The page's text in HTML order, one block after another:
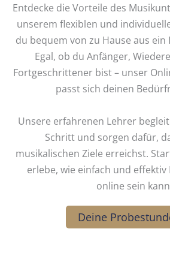
Entdecke die Vorteile des
unserem flexiblen und
du bequem von zu Hause aus
Egal, ob du Anfänger,
Fortgeschrittener bist – unser
passt sich deinen
Unsere erfahrenen Lehrer
Schritt und sorgen dafür,
musikalischen Ziele erreichst.
erlebe, wie einfach und
online sein
Deine